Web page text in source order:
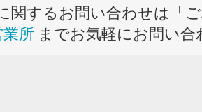
関するお問い合わせは「
所 までお気軽にお問い